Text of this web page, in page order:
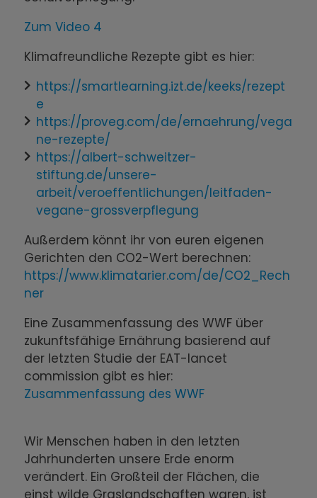
Zum Video 4
Klimafreundliche Rezepte gibt es hier:
https://smartlearning.izt.de/keeks/rezept
e
https://proveg.com/de/ernaehrung/vega
ne-rezepte/
https://albert-schweitzer-
stiftung.de/unsere-
arbeit/veroeffentlichungen/leitfaden-
vegane-grossverpflegung
Außerdem könnt ihr von euren eigenen
Gerichten den CO2-Wert berechnen:
https://www.klimatarier.com/de/CO2_Rech
ner
Eine Zusammenfassung des WWF über
zukunftsfähige Ernährung basierend auf
der letzten Studie der EAT-lancet
commission gibt es hier:
Zusammenfassung des WWF
Wir Menschen haben in den letzten
Jahrhunderten unsere Erde enorm
verändert. Ein Großteil der Flächen, die